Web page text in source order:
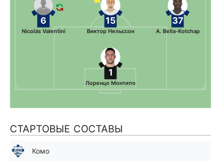
1
Лоренцо Монтипо
6
Nicolás Valentini
15
Виктор Нельссон
37
A. Bella-Kotchap
СТАРТОВЫЕ СОСТАВЫ
Комо